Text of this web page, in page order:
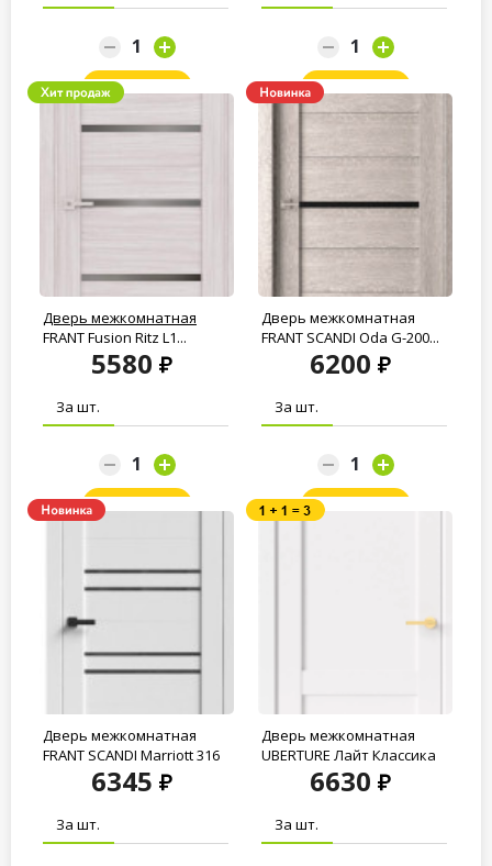
Заказать Заказать
Дверь межкомнатная
FRANT Fusion Ritz L1...
5580
За шт.
Заказать
Дверь межкомнатная
FRANT SCANDI Oda G-200...
6200
За шт.
Заказать
Дверь межкомнатная
FRANT SCANDI Marriott 316
Grey crystal...
6345
За шт.
Дверь межкомнатная
UBERTURE Лайт Классика
ПДГ 11012...6630
За шт.